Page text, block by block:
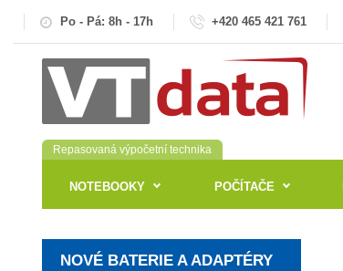
Po - Pá: 8h - 17h +420 465 421 761
Repasovaná výpočetní technika
NOTEBOOKY POČÍTAČE
NOVÉ BATERIE A ADAPTÉRY